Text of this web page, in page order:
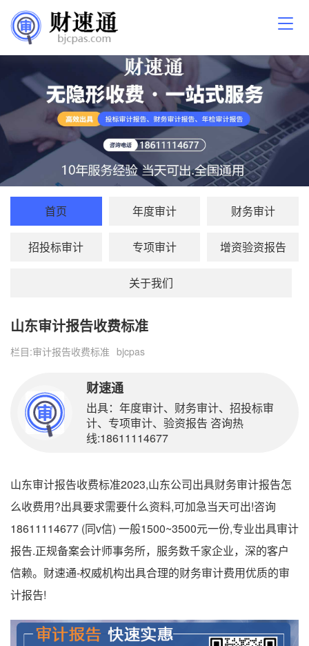
首页 年度审计 财务审计
招投标审计 专项审计 增资验资报告
关于我们
山东审计报告收费标准
栏目:审计报告收费标准 bjcpas
财速通
出具：年度审计、财务审计、招投标审
计、专项审计、验资报告 咨询热
线:18611114677
山东审计报告收费标准2023,山东公司出具财务审计报告怎
么收费用?出具要求需要什么资料,可加急当天可出!咨询
18611114677 (同v信) 一般1500~3500元一份,专业出具审计
报告.正规备案会计师事务所，服务数千家企业，深的客户
信赖。财速通-权威机构出具合理的财务审计费用优质的审
计报告!